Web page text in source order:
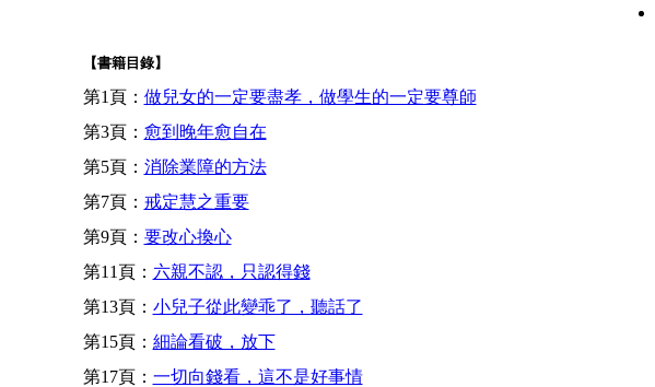
【書籍目錄】
第1頁： 做兒女的一定要盡孝，做學生的一定要尊師
第3頁： 愈到晚年愈自在
第5頁： 消除業障的方法
第7頁： 戒定慧之重要
第9頁： 要改心換心
第11頁： 六親不認，只認得錢
第13頁： 小兒子從此變乖了，聽話了
第15頁： 細論看破，放下
第17頁： 一切向錢看，這不是好事情